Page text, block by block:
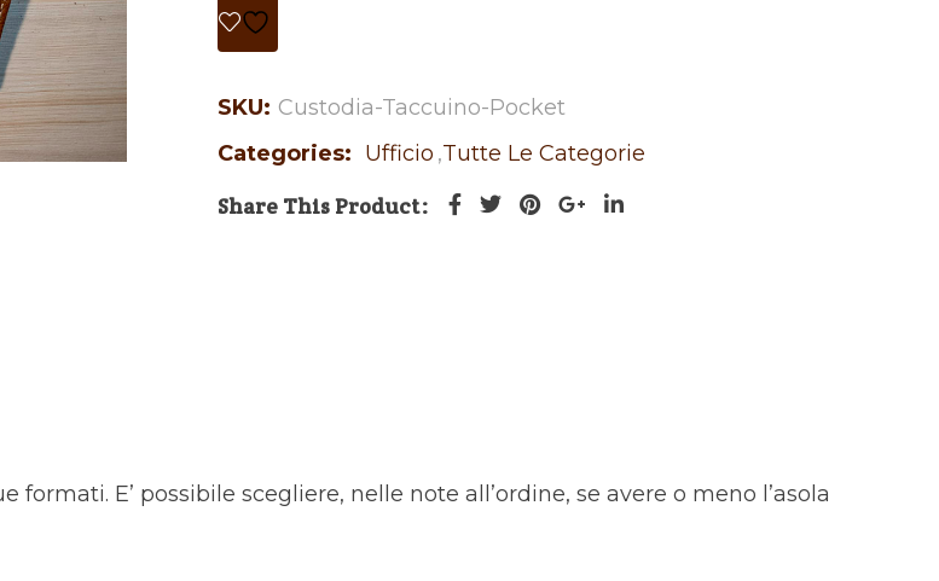
SKU: Custodia-Taccuino-Pocket
Categories: Ufficio ,Tutte Le Categorie
Share This Product
E’ possibile scegliere, nelle note all’ordine, se avere o meno l’asola